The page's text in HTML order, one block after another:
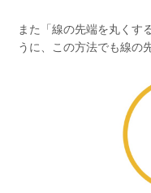
また「線の先端を丸くす
うに、この方法でも線の